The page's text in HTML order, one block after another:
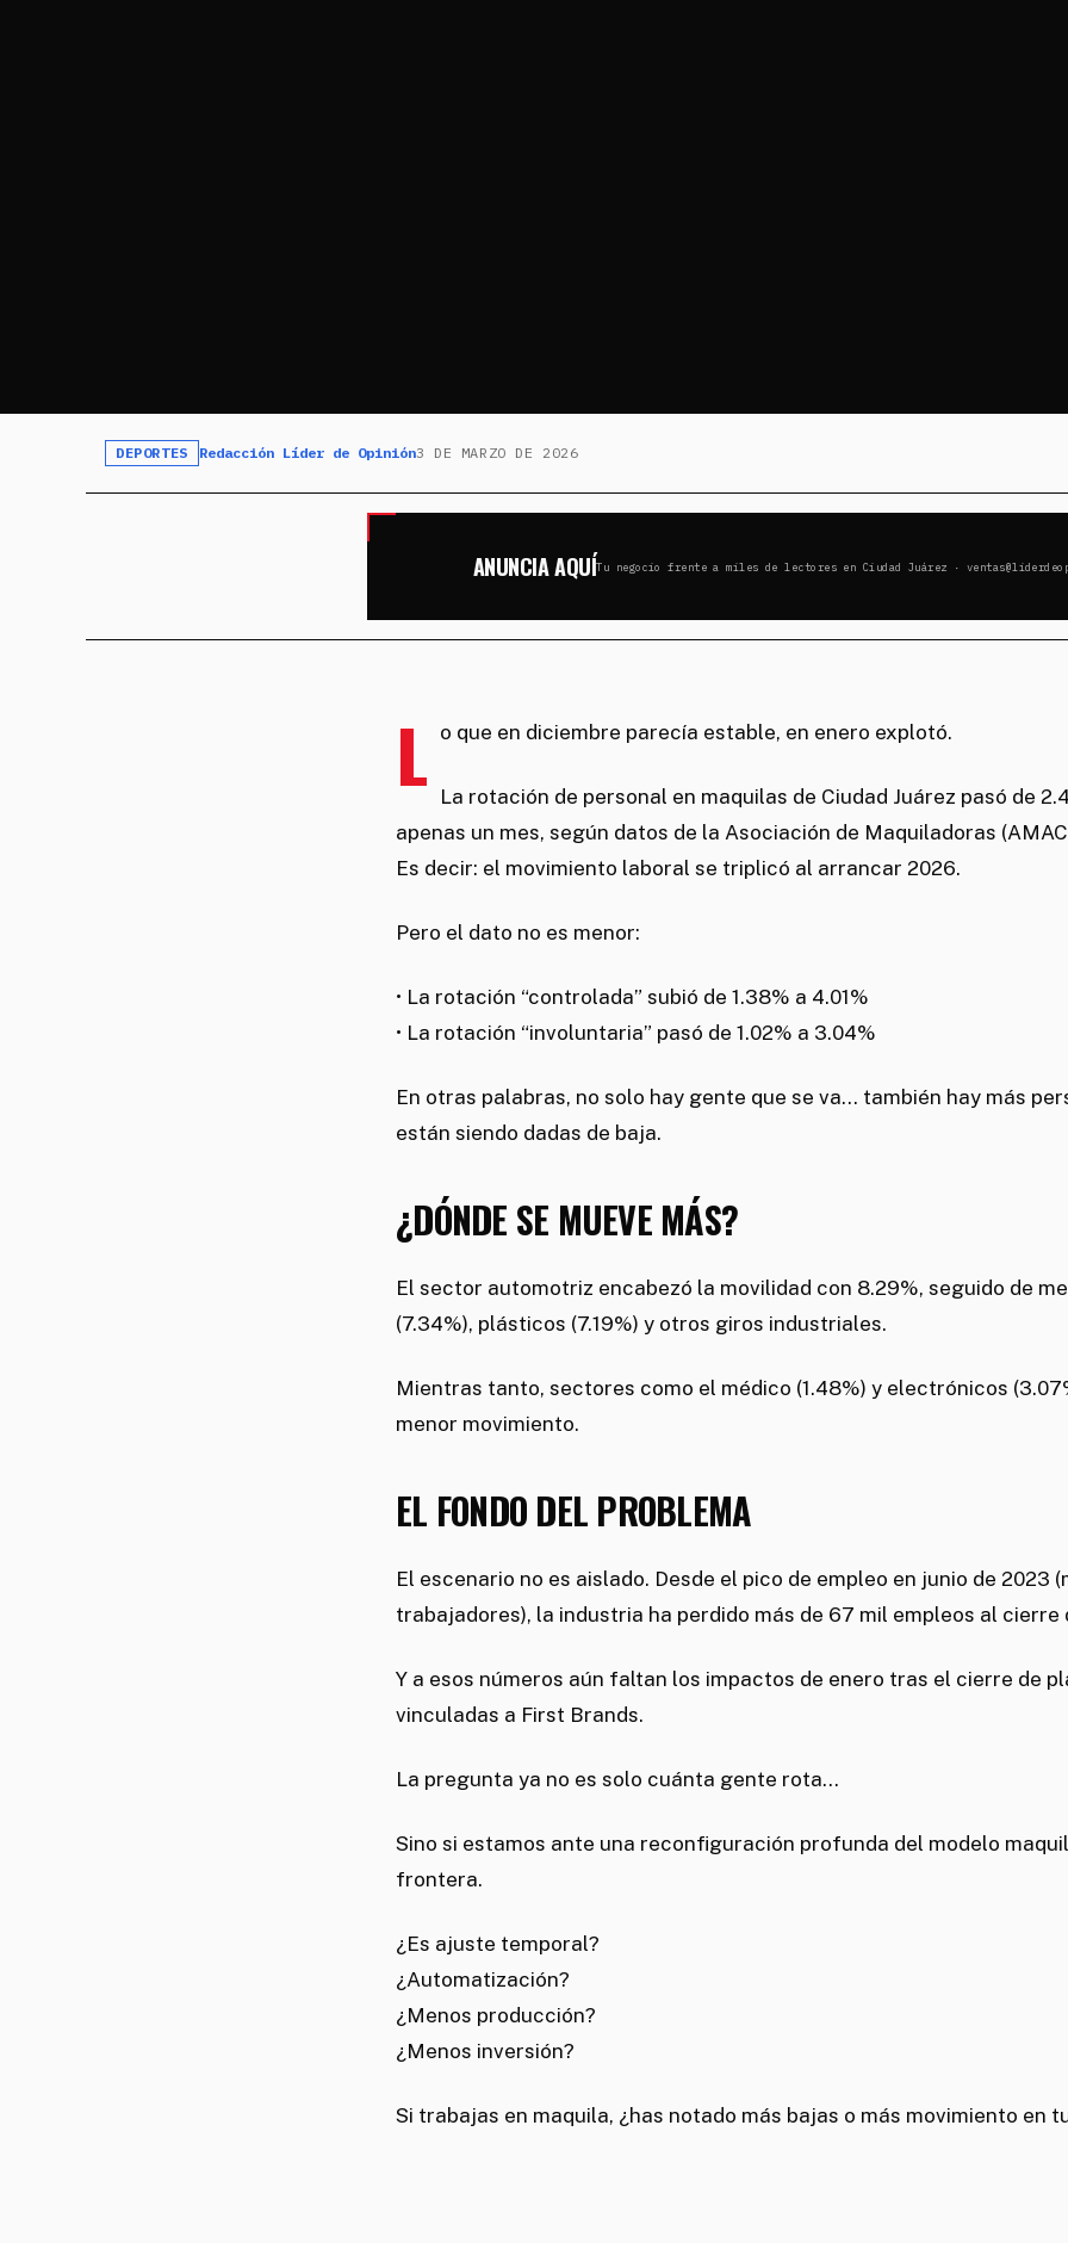
DEPORTES Redacción Líder de Opinión3 DE MARZO DE 2026
ANUNCIA AQUÍTu negocio frente a miles de lectores en Ciudad Juárez ·
L o que en diciembre parecía estable, en enero explotó.
La rotación de personal en maquilas de Ciudad Juárez pasó de
apenas un mes, según datos de la Asociación de Maquiladoras
Es decir: el movimiento laboral se triplicó al arrancar 2026.
Pero el dato no es menor:
• La rotación “controlada” subió de 1.38% a 4.01%
• La rotación “involuntaria” pasó de 1.02% a 3.04%
En otras palabras, no solo hay gente que se va… también hay más
están siendo dadas de baja.
¿DÓNDE SE MUEVE MÁS?
El sector automotriz encabezó la movilidad con 8.29%, seguido de
(7.34%), plásticos (7.19%) y otros giros industriales.
Mientras tanto, sectores como el médico (1.48%) y electrónicos
menor movimiento.
EL FONDO DEL PROBLEMA
El escenario no es aislado. Desde el pico de empleo en junio de 2023
trabajadores), la industria ha perdido más de 67 mil empleos al cierre
Y a esos números aún faltan los impactos de enero tras el cierre de
vinculadas a First Brands.
La pregunta ya no es solo cuánta gente rota…
Sino si estamos ante una reconfiguración profunda del modelo
frontera.
¿Es ajuste temporal?
¿Automatización?
¿Menos producción?
¿Menos inversión?
Si trabajas en maquila, ¿has notado más bajas o más movimiento en